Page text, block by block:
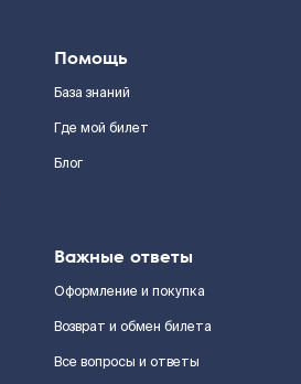
Помощь
База знаний
Где мой билет
Блог
Важные ответы
Оформление и покупка
Возврат и обмен билета
Все вопросы и ответы